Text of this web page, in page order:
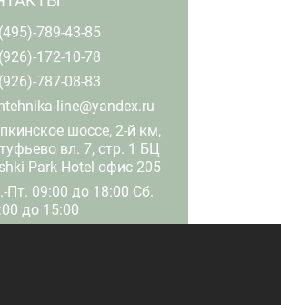
789-43-85
172-10-78
787-08-83
line@yandex.ru
шоссе, 2-й км,
вл. 7, стр. 1 БЦ
Park Hotel офис 205
Пт. 09:00 до 18:00 Сб.
до 15:00